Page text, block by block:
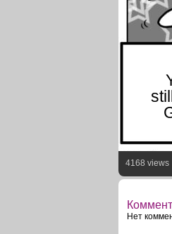
4168 views
Нет